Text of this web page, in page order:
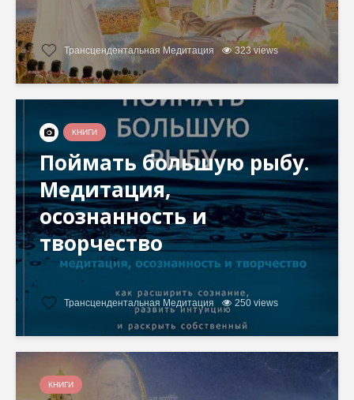
Трансцендентальная Медитация 323 views
КНИГИ
Поймать большую рыбу.
Медитация,
осознанность и
творчество
Трансцендентальная Медитация 250 views
КНИГИ